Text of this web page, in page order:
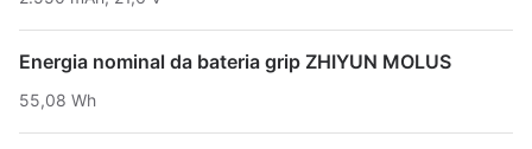
Energia nominal da bateria grip ZHIYUN MOLUS
55,08 Wh